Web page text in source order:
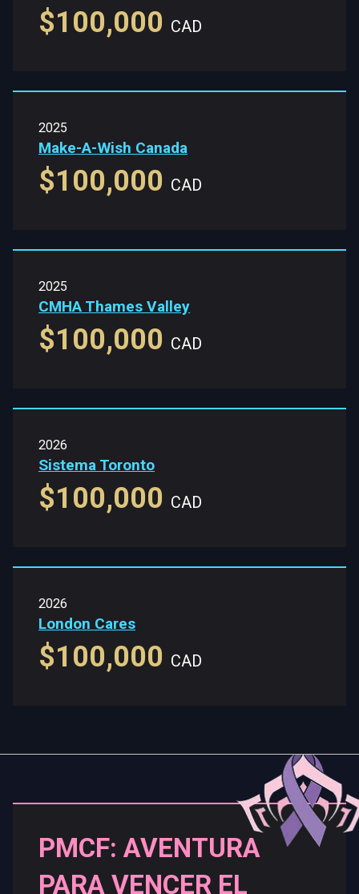
$100,000 CAD
2025
Make-A-Wish Canada
$100,000 CAD
2025
CMHA Thames Valley
$100,000 CAD
2026
Sistema Toronto
$100,000 CAD
2026
London Cares
$100,000 CAD
PMCF: AVENTURA
PARA VENCER EL